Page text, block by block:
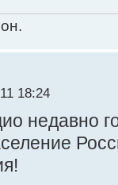
18:24
недавно